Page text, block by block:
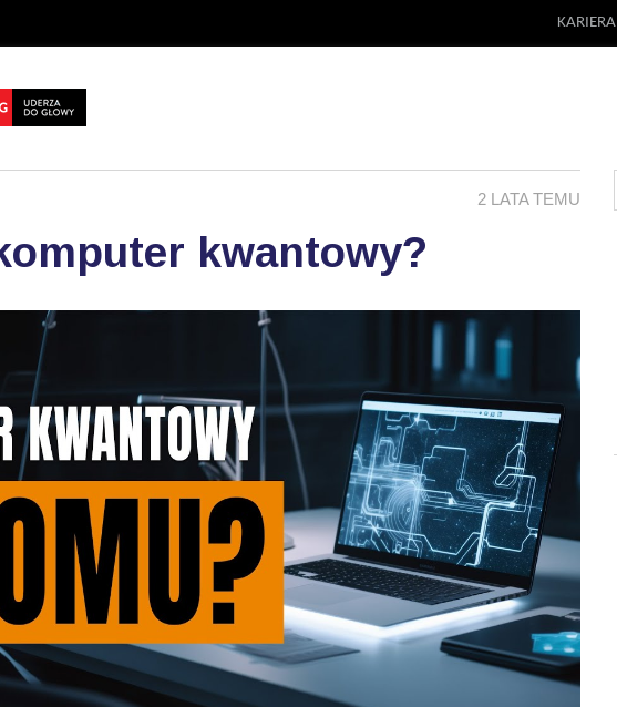
KARIERA
2 LATA TEMU
kwantowy?